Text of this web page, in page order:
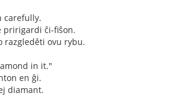
carefully.
ĉi-fiŝon.
ovu rybu.
in it."
en ĝi.
diamant.